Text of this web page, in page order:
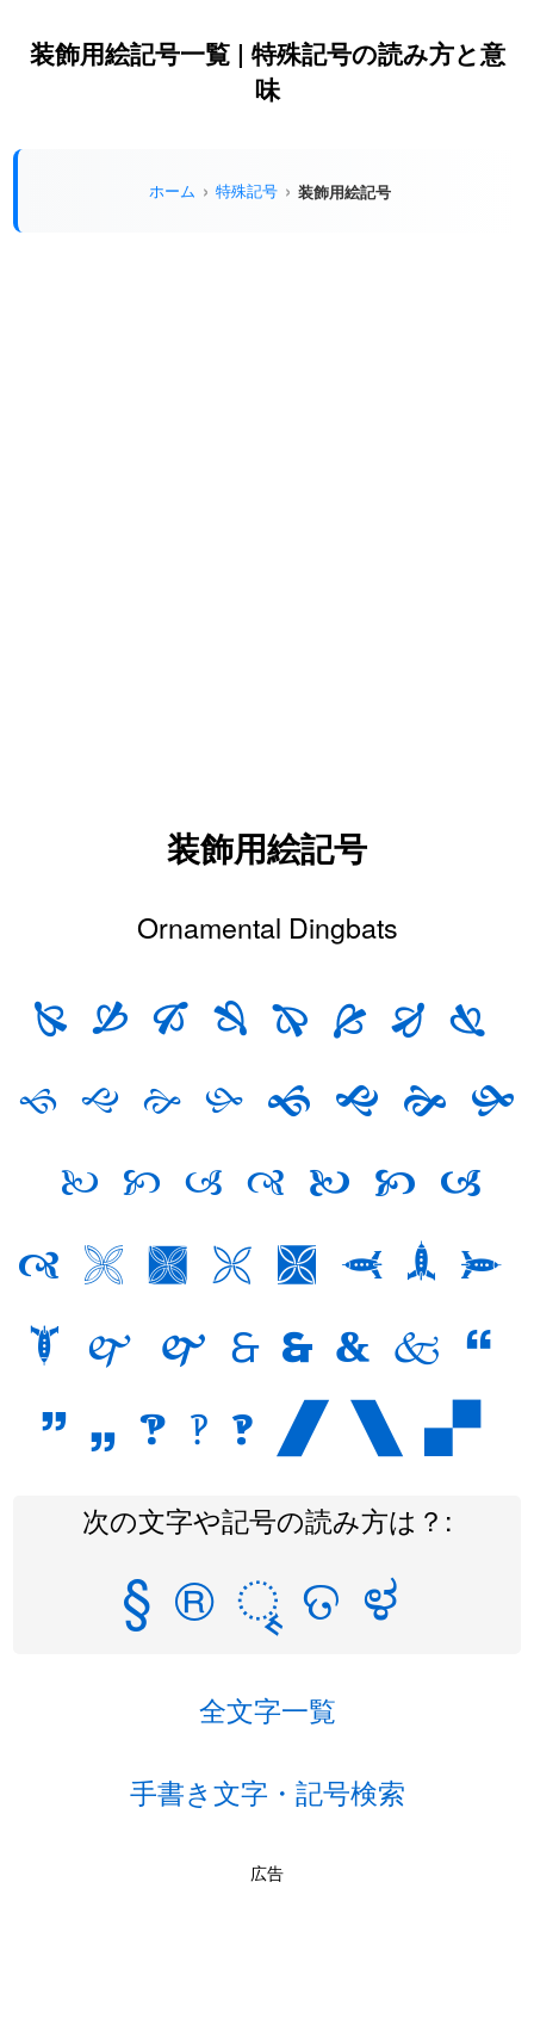
装飾用絵記号一覧 | 特殊記号の読み方と意
味
ホーム 特殊記号 装飾用絵記号
装飾用絵記号
Ornamental Dingbats
🙐 🙑 🙒 🙓 🙔 🙕 🙖 🙗
🙘 🙙 🙚 🙛 🙜 🙝 🙞 🙟
🙠 🙡 🙢 🙣 🙤 🙥 🙦
🙧 🙨 🙩 🙪 🙫 🙬 🙭 🙮
🙯 🙰 🙱 🙲 🙳 🙴 🙵 🙶
🙷 🙸 🙹 🙺 🙻 🙼 🙽 🙾
次の文字や記号の読み方は？:
§ ® ৄ ତ ಳ
全文字一覧
手書き文字・記号検索
広告